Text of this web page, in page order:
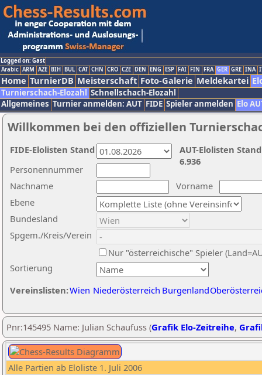
Logged on: Gast
Arabic ARM AZE BIH BUL CAT CHN CRO CZE DEN ENG ESP FAI FIN FRA GER GRE INA
Home TurnierDB Meisterschaft Foto-Galerie Meldekartei
Turnierschach-Elozahl Schnellschach-Elozahl
Allgemeines Turnier anmelden: AUT FIDE Spieler anmelden Elo
Willkommen bei den offiziellen
Nachname
Vorname
Ebene
Sortierung
Personennummer
Bundesland
Spgem./Kreis/Verein
Nur "österreichische" Spieler
Vereinslisten:Wien Niederösterreich Burgenland
AUT-Elolisten
6.936
FIDE-Elolisten Stand
Pnr:145495 Name: Julian Schaufuss (Grafik Elo-Zeitreihe,
Alle Partien ab Eloliste 1. Juli 2006